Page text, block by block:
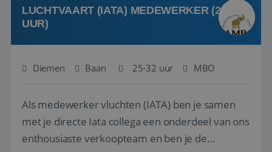
LUCHTVAART (IATA) MEDEWERKER (24-32
UUR)
Diemen Baan 25-32 uur MBO
Als medewerker vluchten (IATA) ben je samen
met je directe Iata collega een onderdeel van ons
enthousiaste verkoopteam en ben je de